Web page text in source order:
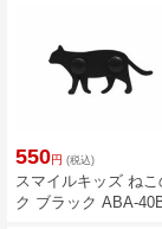
550円 (税込)
スマイルキッズ ねこ
ク ブラック ABA-